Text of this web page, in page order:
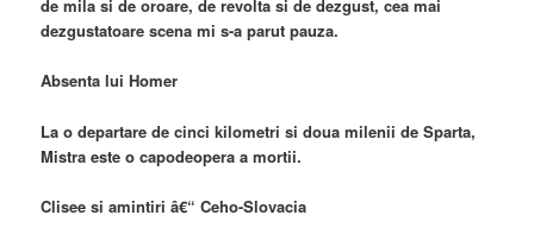
de mila si de oroare, de revolta si de dezgust, cea mai
dezgustatoare scena mi s-a parut pauza.
Absenta lui Homer
La o departare de cinci kilometri si doua milenii de Sparta,
Mistra este o capodeopera a mortii.
Clisee si amintiri â€“ Ceho-Slovacia